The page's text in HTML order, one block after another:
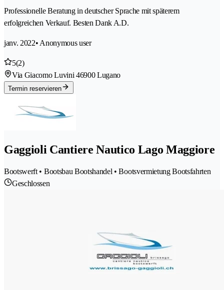
Professionelle Beratung in deutscher Sprache mit späterem
erfolgreichen Verkauf. Besten Dank A.D.
janv. 2022• Anonymous user
5(2)
Via Giacomo Luvini 46900 Lugano
Termin reservieren
Gaggioli Cantiere Nautico Lago Maggiore
Bootswerft • Bootsbau Bootshandel • Bootsvermietung Bootsfahrten
Geschlossen